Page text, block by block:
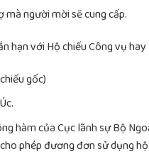
người mời sẽ cung cấp.
hạn với Hộ chiếu Công vụ
gốc)
hàm của Cục lãnh sự Bộ
phép đương đơn sử dụng